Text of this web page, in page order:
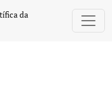
formulation on skin
da